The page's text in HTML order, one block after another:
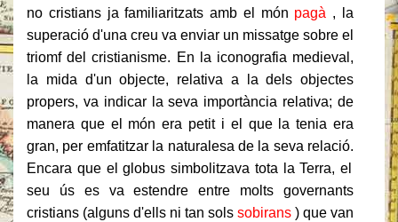
no cristians ja familiaritzats amb el món pagà , la
superació d'una creu va enviar un missatge sobre el
triomf del cristianisme. En la iconografia medieval,
la mida d'un objecte, relativa a la dels objectes
propers, va indicar la seva importància relativa; de
manera que el món era petit i el que la tenia era
gran, per emfatitzar la naturalesa de la seva relació.
Encara que el globus simbolitzava tota la Terra, el
seu ús es va estendre entre molts governants
cristians (alguns d'ells ni tan sols sobirans ) que van